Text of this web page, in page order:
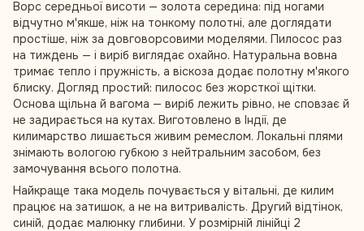
Ворс середньої висоти — золота середина: під ногами
відчутно м'якше, ніж на тонкому полотні, але доглядати
простіше, ніж за довговорсовими моделями. Пилосос раз
на тиждень — і виріб виглядає охайно. Натуральна вовна
тримає тепло і пружність, а віскоза додає полотну м'якого
блиску. Догляд простий: пилосос без жорсткої щітки.
Основа щільна й вагома — виріб лежить рівно, не сповзає й
не задирається на кутах. Виготовлено в Індії, де
килимарство лишається живим ремеслом. Локальні плями
знімають вологою губкою з нейтральним засобом, без
замочування всього полотна.
Найкраще така модель почувається у вітальні, де килим
працює на затишок, а не на витривалість. Другий відтінок,
синій, додає малюнку глибини. У розмірній лінійці 2